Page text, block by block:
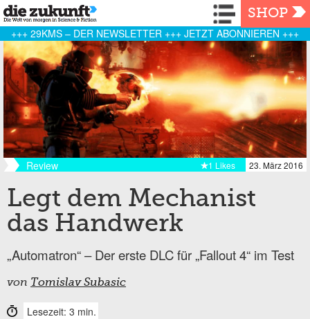
Navigation
SHOP
+++ 29KMS – DER NEWSLETTER +++ JETZT ABONNIEREN +++
Review 23. März 2016
1 Likes
Legt dem Mechanist
das Handwerk
„Automatron“ – Der erste DLC für „Fallout 4“ im Test
von Tomislav Subasic
Lesezeit: 3 min.